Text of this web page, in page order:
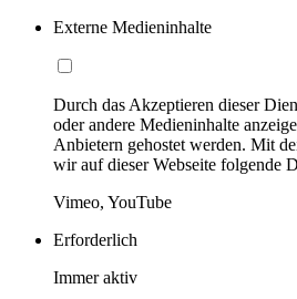
Externe Medieninhalte
Durch das Akzeptieren dieser
oder andere Medieninhalte
Anbietern gehostet werden. Mit
wir auf dieser Webseite folgende
Vimeo, YouTube
Erforderlich
Immer aktiv